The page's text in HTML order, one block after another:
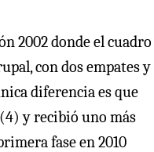
2002 donde el cuadro
con dos empates y
diferencia es que
y recibió uno más
fase en 2010